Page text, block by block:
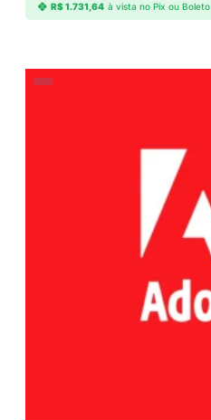
R$1.731,64 à vista no Pix ou Boleto